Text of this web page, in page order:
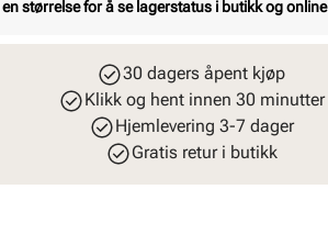
størrelse for å se lagerstatus i butikk og online
30 dagers åpent kjøp
Klikk og hent innen 30 minutter
Hjemlevering 3-7 dager
Gratis retur i butikk